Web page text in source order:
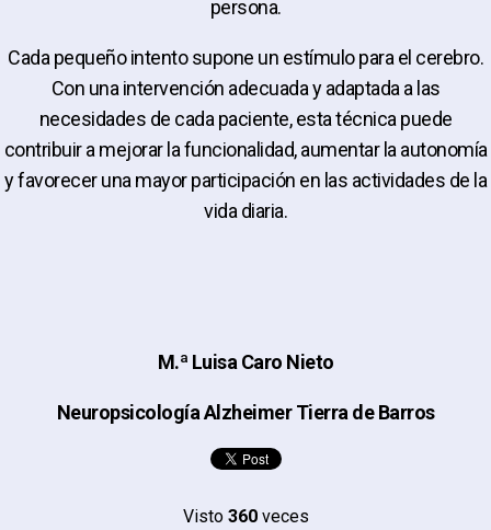
persona.
Cada pequeño intento supone un estímulo para el cerebro.
Con una intervención adecuada y adaptada a las
necesidades de cada paciente, esta técnica puede
contribuir a mejorar la funcionalidad, aumentar la autonomía
y favorecer una mayor participación en las actividades de la
vida diaria.
M.ª Luisa Caro Nieto
Neuropsicología Alzheimer Tierra de Barros
Visto 360veces